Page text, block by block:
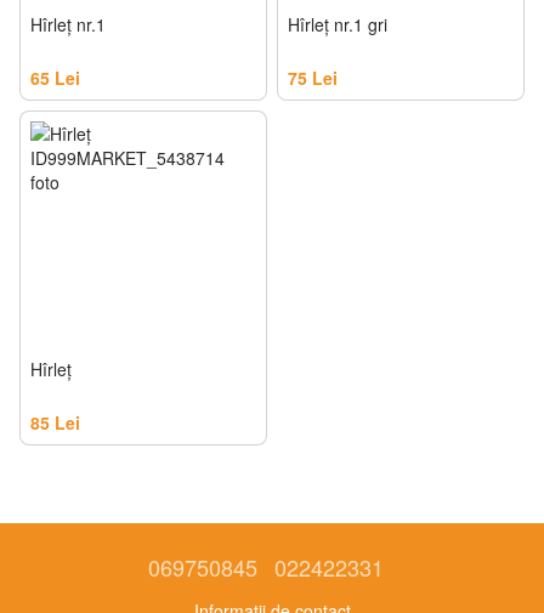
Hîrleţ nr.1
65 Lei
Hîrleţ nr.1 gri
75 Lei
Hîrleţ
85 Lei
069750845 022422331